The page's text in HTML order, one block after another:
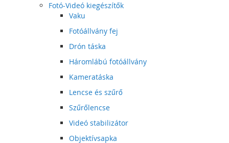
Fotó-Videó kiegészítők
Vaku
Fotóállvány fej
Drón táska
Háromlábú fotóállvány
Kameratáska
Lencse és szűrő
Szűrőlencse
Videó stabilizátor
Objektívsapka